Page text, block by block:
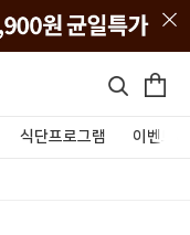
식단프로그램 이벤트&